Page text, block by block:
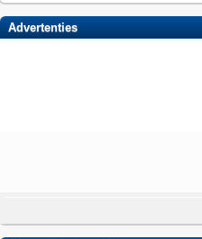
Advertenties